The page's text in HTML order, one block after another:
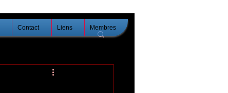
Contact Liens Membres